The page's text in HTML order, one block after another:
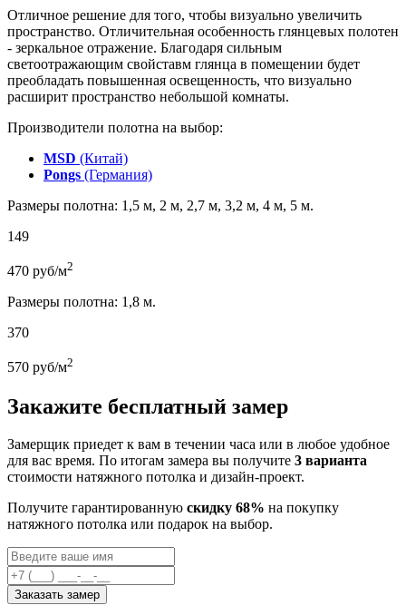
Отличное решение для того, чтобы визуально увеличить
пространство. Отличительная особенность глянцевых полотен
- зеркальное отражение. Благодаря сильным
светоотражающим свойставм глянца в помещении будет
преобладать повышенная освещенность, что визуально
расширит пространство небольшой комнаты.
Производители полотна на выбор:
MSD (Китай)
Pongs (Германия)
Размеры полотна: 1,5 м, 2 м, 2,7 м, 3,2 м, 4 м, 5 м.
149
470 руб/м2
Размеры полотна: 1,8 м.
370
570 руб/м2
Закажите бесплатный замер
Замерщик приедет к вам в течении часа или в любое удобное
для вас время. По итогам замера вы получите 3 варианта
стоимости натяжного потолка и дизайн-проект.
Получите гарантированную скидку 68% на покупку
натяжного потолка или подарок на выбор.
Заказать замер